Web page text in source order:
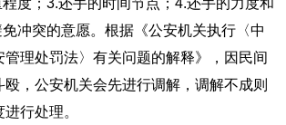
度；3.还手的时间节点；4.还手的力度和
冲突的意愿。根据《公安机关执行〈中
理处罚法〉有关问题的解释》，因民间
，公安机关会先进行调解，调解不成则
行处理。